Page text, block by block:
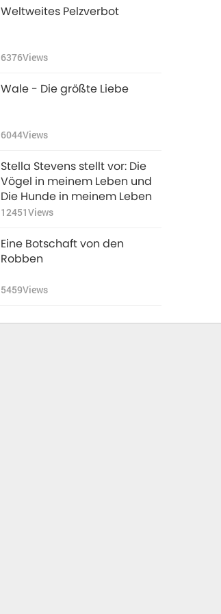
Weltweites Pelzverbot
6376Views
Wale - Die größte Liebe
6044Views
Stella Stevens stellt vor: Die
Vögel in meinem Leben und
Die Hunde in meinem Leben
12451Views
Eine Botschaft von den
Robben
5459Views